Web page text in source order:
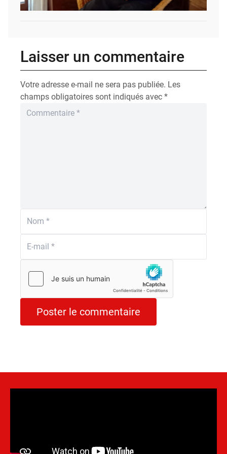
Laisser un commentaire
Votre adresse e-mail ne sera pas publiée. Les
champs obligatoires sont indiqués avec *